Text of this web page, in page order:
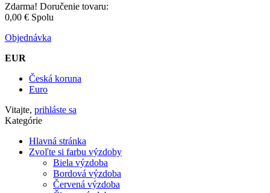
Zdarma! Doručenie tovaru:
0,00 € Spolu
Objednávka
EUR
Česká koruna
Euro
Vitajte, prihláste sa
Kategórie
Hlavná stránka
Zvoľte si farbu výzdoby
Biela výzdoba
Bordová výzdoba
Červená výzdoba